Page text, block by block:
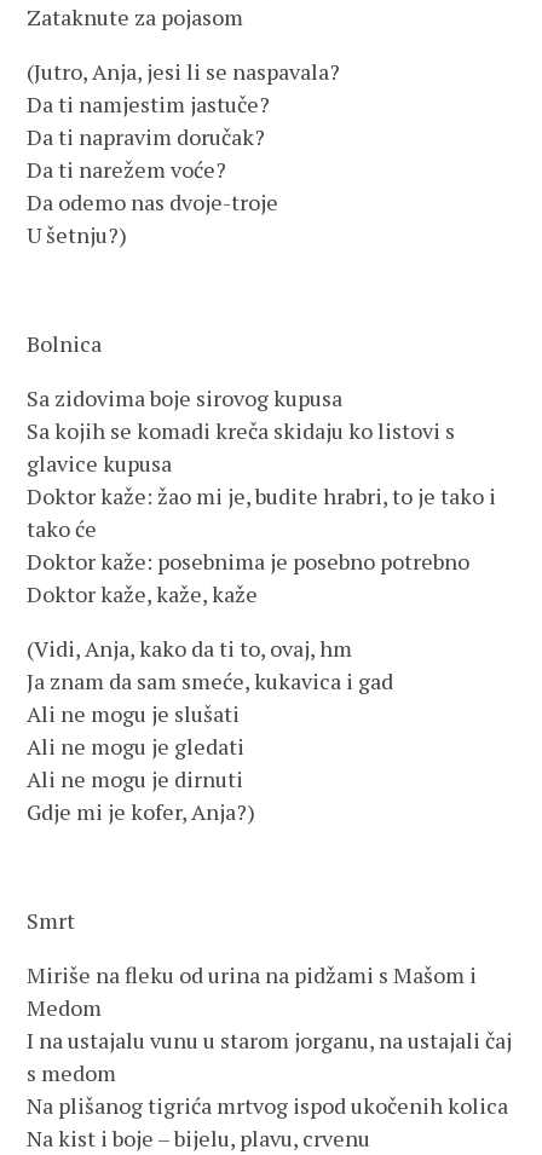
Zataknute za pojasom
(Jutro, Anja, jesi li se naspavala?
Da ti namjestim jastuče?
Da ti napravim doručak?
Da ti narežem voće?
Da odemo nas dvoje-troje
U šetnju?)
Bolnica
Sa zidovima boje sirovog kupusa
Sa kojih se komadi kreča skidaju ko listovi s
glavice kupusa
Doktor kaže: žao mi je, budite hrabri, to je tako i
tako će
Doktor kaže: posebnima je posebno potrebno
Doktor kaže, kaže, kaže
(Vidi, Anja, kako da ti to, ovaj, hm
Ja znam da sam smeće, kukavica i gad
Ali ne mogu je slušati
Ali ne mogu je gledati
Ali ne mogu je dirnuti
Gdje mi je kofer, Anja?)
Smrt
Miriše na fleku od urina na pidžami s Mašom i
Medom
I na ustajalu vunu u starom jorganu, na ustajali čaj
s medom
Na plišanog tigrića mrtvog ispod ukočenih kolica
Na kist i boje – bijelu, plavu, crvenu